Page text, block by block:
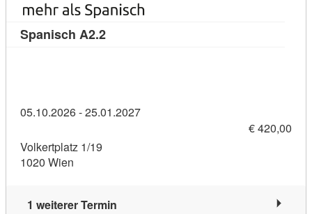
Spanisch A2.2Kursdetail: Spanisch A2.2 (11310051)
05.10.2026 - 25.01.2027
€ 420,00
Volkertplatz 1/19
1020 Wien
1 weiterer Termin